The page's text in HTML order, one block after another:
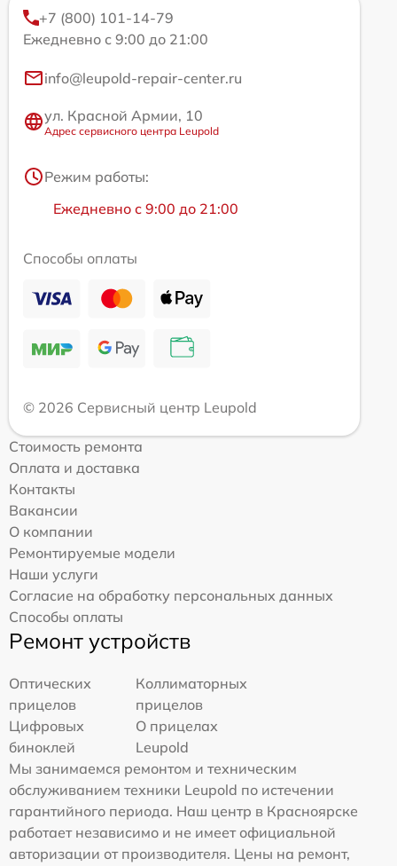
+7 (800) 101-14-79
Ежедневно с 9:00 до 21:00
info@leupold-repair-center.ru
ул. Красной Армии, 10
Адрес сервисного центра Leupold
Режим работы:
Ежедневно с 9:00 до 21:00
Способы оплаты
© 2026 Сервисный центр Leupold
Стоимость ремонта
Оплата и доставка
Контакты
Вакансии
О компании
Ремонтируемые модели
Наши услуги
Согласие на обработку персональных данных
Способы оплаты
Ремонт устройств
Оптических
прицелов
Коллиматорных
прицелов
Цифровых
биноклей
О прицелах
Leupold
Мы занимаемся ремонтом и техническим
обслуживанием техники Leupold по истечении
гарантийного периода. Наш центр в Красноярске
работает независимо и не имеет официальной
авторизации от производителя. Цены на ремонт,